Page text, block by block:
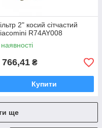
2" косий сітчастий
R74AY008
766,41 ₴
Купити
ще